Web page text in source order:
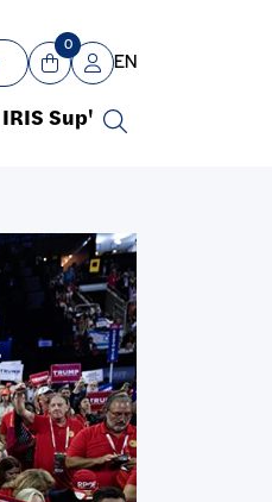
Panier
0
Mon compte
EN
IRIS Sup'
Recherche